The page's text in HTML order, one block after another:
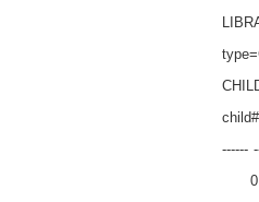
child#
------